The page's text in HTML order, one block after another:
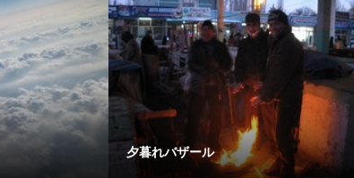
夕暮れバザール